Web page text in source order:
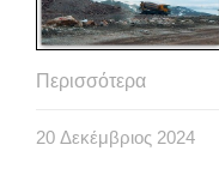
Περισσότερα
20 Δεκέμβριος 2024